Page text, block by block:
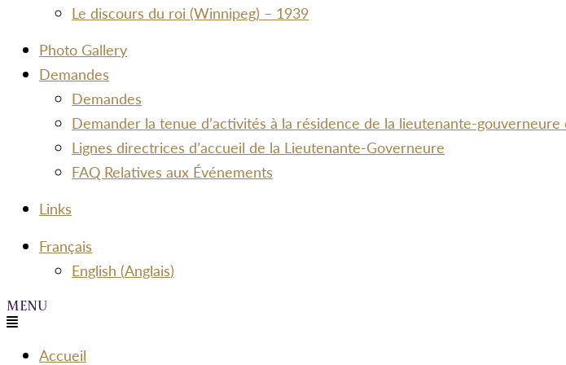
Le discours du roi (Winnipeg) – 1939
Photo Gallery
Demandes
Demandes
Demander la tenue d’activités à la résidence de la lieutenante-
Lignes directrices d’accueil de la Lieutenante-Governeure
FAQ Relatives aux Événements
Links
Français
English (Anglais)
Accueil